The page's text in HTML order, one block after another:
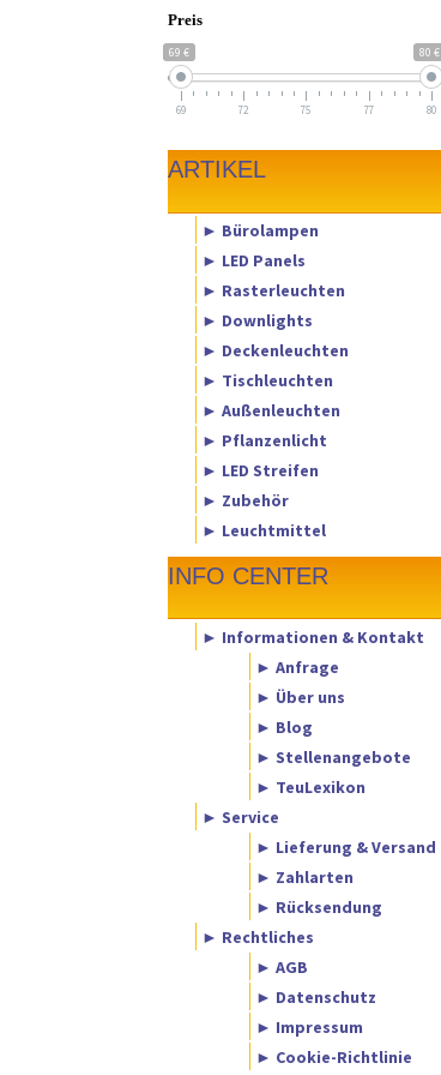
Preis
69 € 80 €
69 72 75 77 80
ARTIKEL
► Bürolampen
► LED Panels
► Rasterleuchten
► Downlights
► Deckenleuchten
► Tischleuchten
► Außenleuchten
► Pflanzenlicht
► LED Streifen
► Zubehör
► Leuchtmittel
INFO CENTER
► Informationen & Kontakt
► Anfrage
► Über uns
► Blog
► Stellenangebote
► TeuLexikon
► Service
► Lieferung & Versand
► Zahlarten
► Rücksendung
► Rechtliches
► AGB
► Datenschutz
► Impressum
► Cookie-Richtlinie